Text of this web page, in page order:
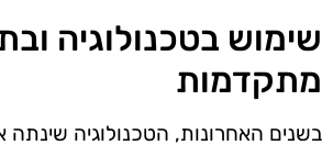
שימוש בטכנולוגיה
מתקדמות
בשנים האחרונות, הטכנולוגיה